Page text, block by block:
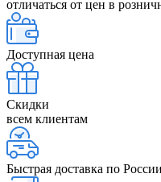
отличаться от цен в
Доступная цена
Скидки
всем клиентам
Быстрая доставка по России